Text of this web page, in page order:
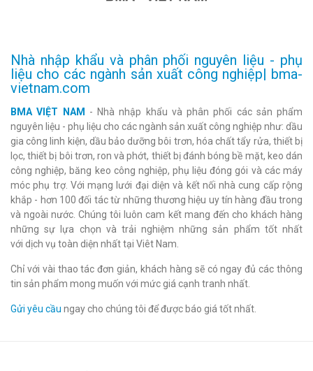
Nhà nhập khẩu và phân phối nguyên liệu - phụ
liệu cho các ngành sản xuất công nghiệp| bma-
vietnam.com
BMA VIỆT NAM
- Nhà nhập khẩu và phân phối các sản phẩm
nguyên liệu - phụ liệu cho các ngành sản xuất công nghiệp như: dầu
gia công linh kiện, dầu bảo dưỡng bôi trơn, hóa chất tẩy rửa, thiết bị
lọc, thiết bị bôi trơn, ron và phớt, thiết bị đánh bóng bề mặt, keo dán
công nghiệp, băng keo công nghiệp, phụ liệu đóng gói và các máy
móc phụ trợ. Với mạng lưới đại diện và kết nối nhà cung cấp rộng
khắp - hơn 100 đối tác từ những thương hiệu uy tín hàng đầu trong
và ngoài nước. Chúng tôi luôn cam kết mang đến cho khách hàng
những sự lựa chọn và trải nghiệm những sản phẩm tốt nhất
với dịch vụ toàn diện nhất tại Viêt Nam.
Chỉ với vài thao tác đơn giản, khách hàng sẽ có ngay đủ các thông
tin sản phẩm mong muốn với mức giá cạnh tranh nhất.
Gửi yêu cầu ngay cho chúng tôi để được báo giá tốt nhất.